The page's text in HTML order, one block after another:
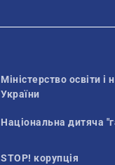
Міністерство освіти і
України
Національна дитяча
STOP! корупція